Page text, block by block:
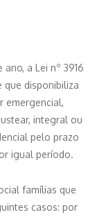
a Lei nº 3916
que disponibiliza
emergencial,
integral ou
pelo prazo
igual período.
famílias que
casos: por